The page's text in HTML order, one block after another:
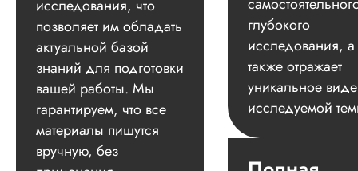
исследования, что
позволяет им обладать
актуальной базой
знаний для подготовки
вашей работы. Мы
гарантируем, что все
материалы пишутся
вручную, без
глубокого
исследования, а
также отражает
уникальное
исследуемой